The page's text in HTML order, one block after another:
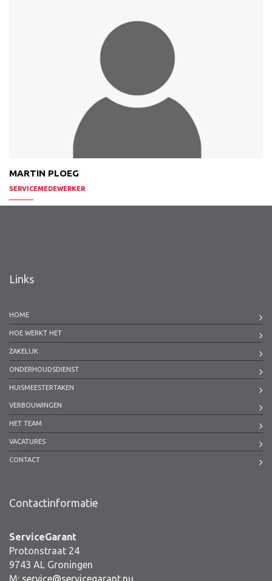
MARTIN PLOEG
SERVICEMEDEWERKER
Links
HOME
HOE WERKT HET
ZAKELIJK
ONDERHOUDSDIENST
HUISMEESTERTAKEN
VERBOUWINGEN
HET TEAM
VACATURES
CONTACT
Contactinformatie
ServiceGarant
Protonstraat 24
9743 AL Groningen
M: service@servicegarant.nu